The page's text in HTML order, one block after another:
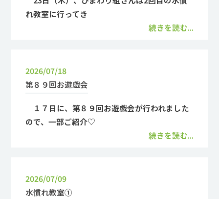
れ教室に行ってき
続きを読む...
2026/07/18
第８９回お遊戯会
１７日に、第８９回お遊戯会が行われました
ので、一部ご紹介♡
続きを読む...
2026/07/09
水慣れ教室①